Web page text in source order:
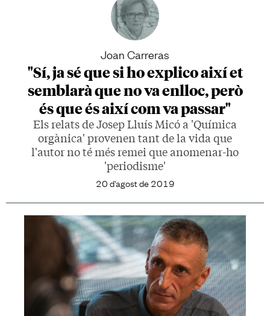
Joan Carreras
"Sí, ja sé que si ho explico així et
semblarà que no va enlloc, però
és que és així com va passar"
Els relats de Josep Lluís Micó a 'Química
orgànica' provenen tant de la vida que
l'autor no té més remei que anomenar-ho
'periodisme'
20 d'agost de 2019